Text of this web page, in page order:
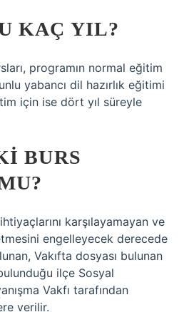
KAÇ YIL?
programın normal eğitim
yabancı dil hazırlık eğitimi
için ise dört yıl süreyle
BURS
karşılayamayan ve
engelleyecek derecede
Vakıfta dosyası bulunan
ilçe Sosyal
Vakfı tarafından
verilir.